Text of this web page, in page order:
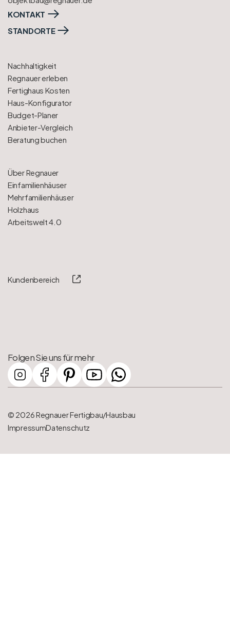
KONTAKT
STANDORTE
Nachhaltigkeit
Regnauer erleben
Fertighaus Kosten
Haus-Konfigurator
Budget-Planer
Anbieter-Vergleich
Beratung buchen
Über Regnauer
Einfamilienhäuser
Mehrfamilienhäuser
Holzhaus
Arbeitswelt 4.0
Kundenbereich
Folgen Sie uns für mehr
© 2026 Regnauer Fertigbau/Hausbau
ImpressumDatenschutz